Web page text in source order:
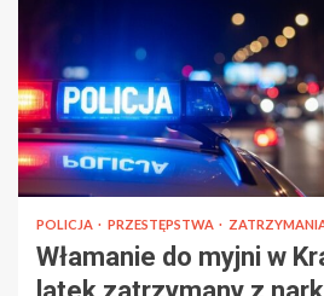
POLICJA PRZESTĘPSTWA
Włamanie do myjni w